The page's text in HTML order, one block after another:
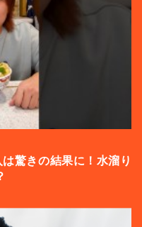
驚きの結果に！水溜り